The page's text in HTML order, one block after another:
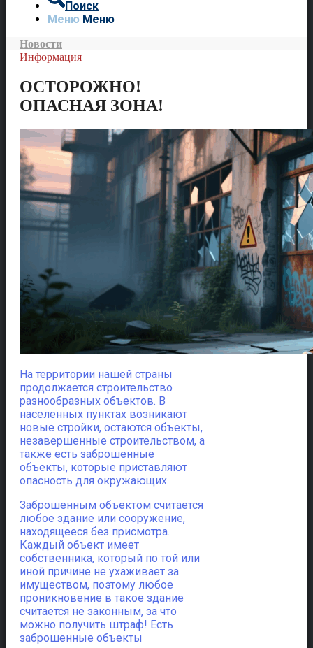
Поиск
Меню Меню
Новости
Информация
ОСТОРОЖНО!
ОПАСНАЯ ЗОНА!
На территории нашей страны
продолжается строительство
разнообразных объектов. В
населенных пунктах возникают
новые стройки, остаются объекты,
незавершенные строительством, а
также есть заброшенные
объекты, которые приставляют
опасность для окружающих.
Заброшенным объектом считается
любое здание или сооружение,
находящееся без присмотра.
Каждый объект имеет
собственника, который по той или
иной причине не ухаживает за
имуществом, поэтому любое
проникновение в такое здание
считается не законным, за что
можно получить штраф! Есть
заброшенные объекты